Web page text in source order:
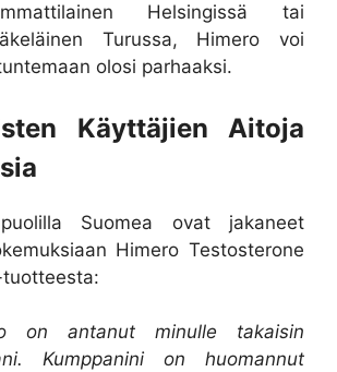
Helsingissä tai
Turussa, Himero voi
olosi parhaaksi.
Käyttäjien Aitoja
Suomea ovat jakaneet
Himero Testosterone
on antanut minulle takaisin
Kumppanini on huomannut